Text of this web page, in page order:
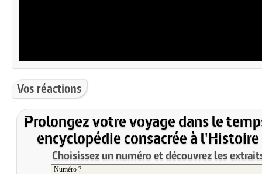
Vos réactions
Prolongez votre voyage dans le
encyclopédie consacrée à l'Histoire
Choisissez un numéro et découvrez les